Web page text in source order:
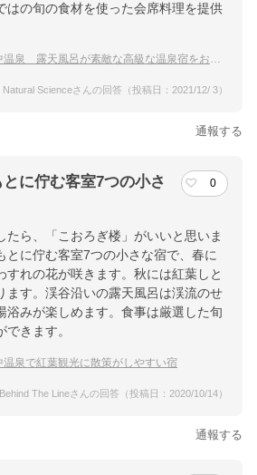
はの旬の食材を使った会席料理を提供
泉 露天風呂が素敵な高級な温泉宿をおしえて！
Natural Scienceさんの回答（投稿日：2021/12/ 3）
通報する
に佇む客室7つの小さ
0
たら、「こおろぎ楼」がいいと思いま
とに佇む客室7つの小さな宿で、春に
すれの花が咲きます。秋には紅葉しと
ます。渓谷沿いの露天風呂は渓流のせ
浴みが楽しめます。食事は厳選した旬
きます。
温泉で紅葉観光に散策がしやすい宿
Behind The Lineさんの回答（投稿日：2020/10/14）
通報する